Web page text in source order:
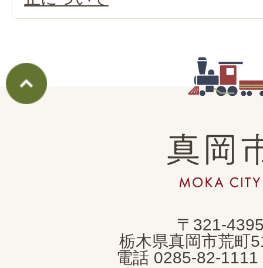
真
岡
市
CITY
〒321-
栃木県真岡市荒町
電話 0285-82-1111